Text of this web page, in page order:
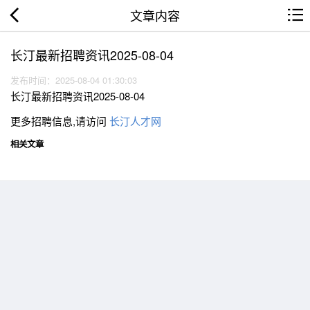
文章内容
长汀最新招聘资讯2025-08-04
发布时间：2025-08-04 01:30:03
长汀最新招聘资讯2025-08-04
更多招聘信息,请访问 长汀人才网
相关文章